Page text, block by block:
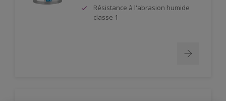
Résistance à l'abrasion humide
classe 1